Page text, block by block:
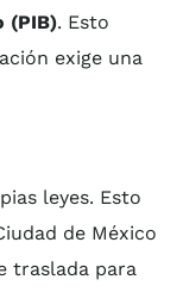
(PIB). Esto
exige una
leyes. Esto
de México
traslada para